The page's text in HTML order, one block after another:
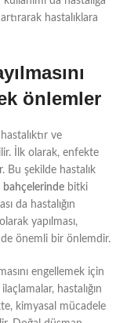
hastalıklara
önlemler
ve
İlk olarak, enfekte
Bu şekilde hastalık
bahçelerinde bitki
da hastalığın
yapılması,
de önemli bir önlemdir.
engellemek için
hastalığın
kimyasal mücadele